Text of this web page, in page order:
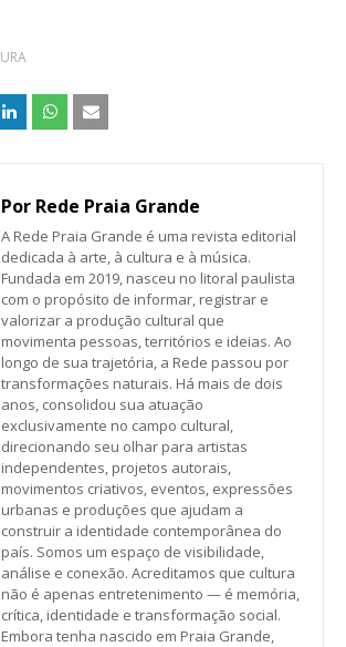
Por Rede Praia Grande
A Rede Praia Grande é uma revista editorial
dedicada à arte, à cultura e à música.
Fundada em 2019, nasceu no litoral paulista
com o propósito de informar, registrar e
valorizar a produção cultural que
movimenta pessoas, territórios e ideias. Ao
longo de sua trajetória, a Rede passou por
transformações naturais. Há mais de dois
anos, consolidou sua atuação
exclusivamente no campo cultural,
direcionando seu olhar para artistas
independentes, projetos autorais,
movimentos criativos, eventos, expressões
urbanas e produções que ajudam a
construir a identidade contemporânea do
país. Somos um espaço de visibilidade,
análise e conexão. Acreditamos que cultura
não é apenas entretenimento — é memória,
crítica, identidade e transformação social.
Embora tenha nascido em Praia Grande,